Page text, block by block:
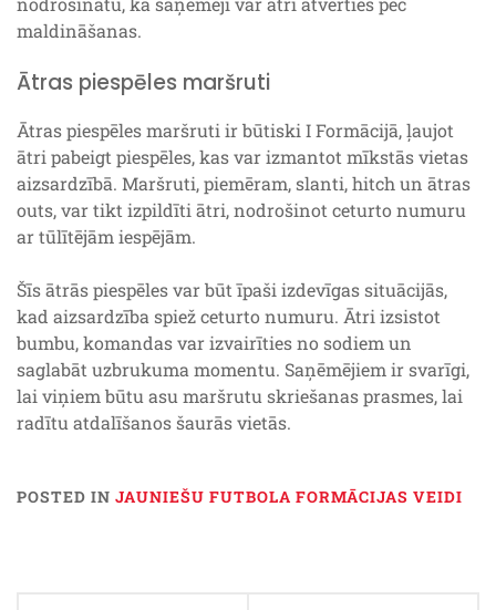
maldināšanas.
Ātras piespēles maršruti
Ātras piespēles maršruti ir būtiski I Formācijā, ļaujot
ātri pabeigt piespēles, kas var izmantot mīkstās vietas
aizsardzībā. Maršruti, piemēram, slanti, hitch un ātras
outs, var tikt izpildīti ātri, nodrošinot ceturto numuru
ar tūlītējām iespējām.
Šīs ātrās piespēles var būt īpaši izdevīgas situācijās,
kad aizsardzība spiež ceturto numuru. Ātri izsistot
bumbu, komandas var izvairīties no sodiem un
saglabāt uzbrukuma momentu. Saņēmējiem ir svarīgi,
lai viņiem būtu asu maršrutu skriešanas prasmes, lai
radītu atdalīšanos šaurās vietās.
POSTED IN JAUNIEŠU FUTBOLA FORMĀCIJAS VEIDI